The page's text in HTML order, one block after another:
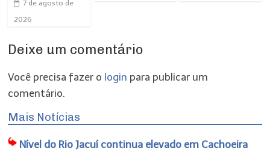
7 de agosto de
2026
Deixe um comentário
Você precisa fazer o login para publicar um
comentário.
Mais Notícias
Nível do Rio Jacuí continua elevado em Cachoeira